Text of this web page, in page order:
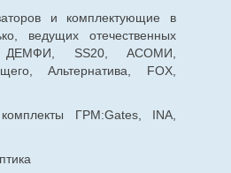
и комплектующие в
ведущих отечественных
ДЕМФИ, SS20, АСОМИ,
Альтернатива, FOX,
ГРМ:Gates, INA,